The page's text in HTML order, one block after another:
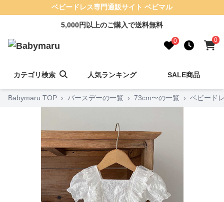
ベビードレス専門通販サイト ベビマル
5,000円以上のご購入で送料無料
0 0
カテゴリ検索 人気ランキング SALE商品
Babymaru TOP › バースデーの一覧 › 73cm〜の一覧 › ベビード